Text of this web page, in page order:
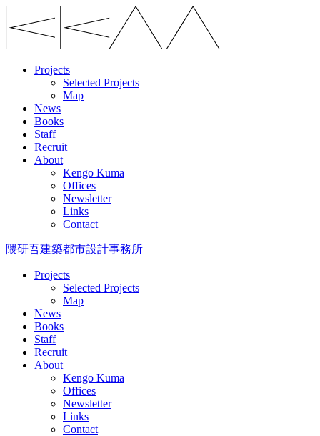
Projects
Selected Projects
Map
News
Books
Staff
Recruit
About
Kengo Kuma
Offices
Newsletter
Links
Contact
隈研吾建築都市設計事務所
Projects
Selected Projects
Map
News
Books
Staff
Recruit
About
Kengo Kuma
Offices
Newsletter
Links
Contact